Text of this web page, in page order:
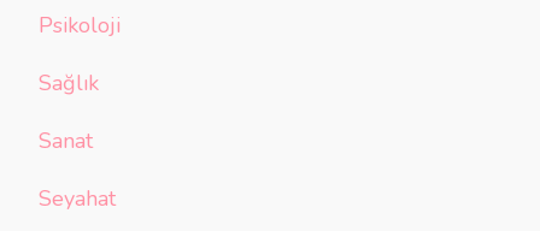
Psikoloji
Sağlık
Sanat
Seyahat